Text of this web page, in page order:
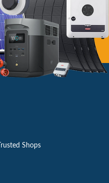
Trusted Shops